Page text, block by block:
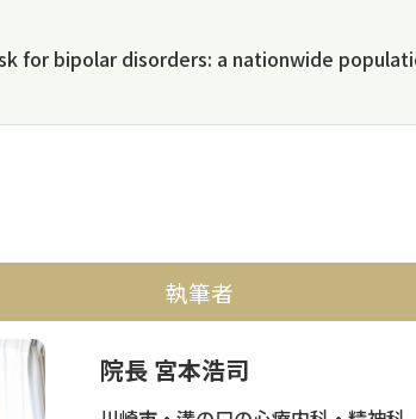
for bipolar disorders: a nationwide
執筆者
院長 宮本浩司